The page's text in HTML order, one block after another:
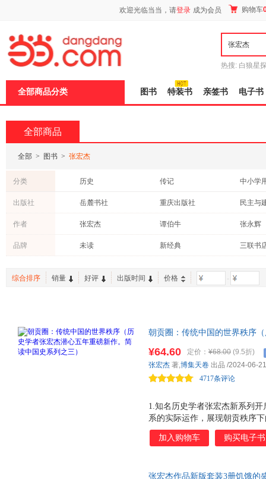
欢迎光临当当，请登录 成为会员 购物车
热搜: 白狼星
全部商品分类 图书 特装书 亲签书 电子书
全部商品
全部 > 图书 > 张宏杰
分类 历史 传记
中小学
童书
青春文学
成功/励
动漫/幽默
外语
体育/运
二手书
亲子/家教
出版社 岳麓书社 重庆出版社
民主与
天地出版社
作家出版社
上海三
花城出版社
上海大学出版社
旅游教
石油工业出版社
中国标准出版社
高等教
煤炭工业出版社
南方日
春风文艺出版社
中山大
中信出版社
同济大
河北科学技术出版社
广西教
安徽大学出版社 黄河水
作者 张宏杰 谭伯牛
张永辉
刘睿
张伟
张宏伟
汤素兰
克里斯·克劳利
品牌 未读 新经典
三联书
新世界青春
综合排序 销量 好评 出版时间 价格 -
朝贡圈：传统中国的世界秩序
朝贡秩序下的“美丽旧世界”，
体系，是我们认识中国史和东
1.知名历史学者张宏杰新系列
系的实际运作，展现朝贡秩序
与计算，揭露在一元化体系中
涌！ 2.审视全球化浪潮来临前
¥64.60 定价： ¥68.00 (9.5折)
4717条评论
张宏杰 著,博集天卷 出品 /2024-06-21
加入购物车 购买电子书
张宏杰作品新版套装3册饥饿的
页
加